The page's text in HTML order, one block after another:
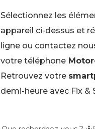
Sélectionnez les
appareil ci-dessus et
ligne ou contactez
votre téléphone
Retrouvez votre
demi-heure avec Fix &